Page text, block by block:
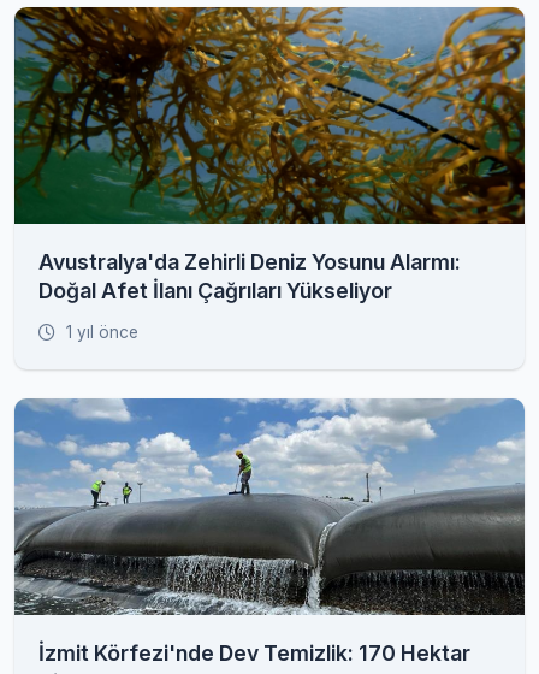
Avustralya'da Zehirli Deniz Yosunu Alarmı:
Doğal Afet İlanı Çağrıları Yükseliyor
1 yıl önce
İzmit Körfezi'nde Dev Temizlik: 170 Hektar